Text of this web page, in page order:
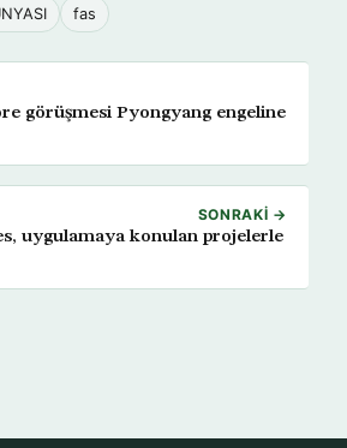
fas
görüşmesi Pyongyang engeline
SONRAKI →
uygulamaya konulan projelerle